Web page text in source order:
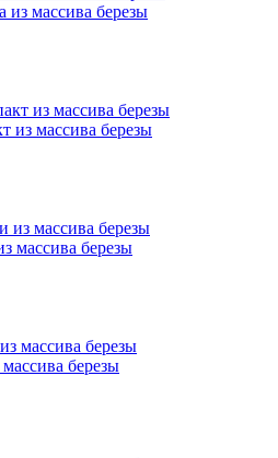
из массива березы
из массива березы
массива березы
березы